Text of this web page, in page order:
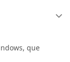
que